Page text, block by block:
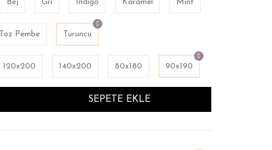
Bej Gri Indigo Karamel Mint
Toz Pembe Turuncu
120x200 140x200 80x180 90x190
SEPETE EKLE